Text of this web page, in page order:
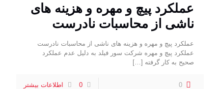
عملکرد پیچ و مهره و هزینه های
ناشی از محاسبات نادرست
عملکرد پیچ و مهره و هزینه های ناشی از محاسبات نادرست
عملکرد پیچ و مهره شرکت سور فیلد به دلیل عدم عملکرد
صحیح به کار گرفته […]
0
0 اطلاعات بیشتر